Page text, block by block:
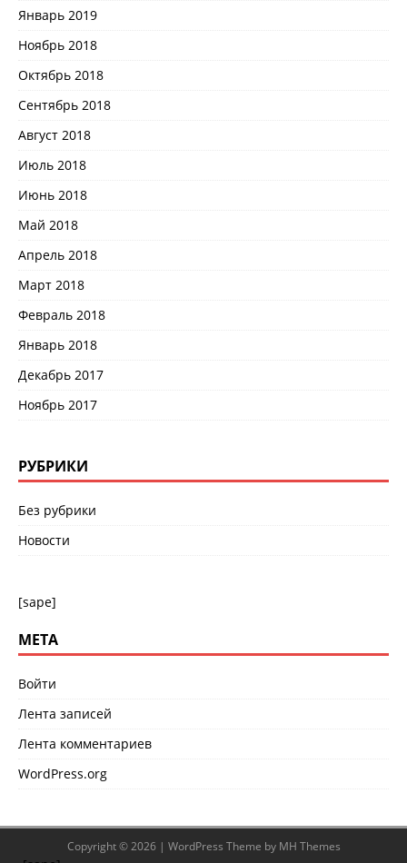
Январь 2019
Ноябрь 2018
Октябрь 2018
Сентябрь 2018
Август 2018
Июль 2018
Июнь 2018
Май 2018
Апрель 2018
Март 2018
Февраль 2018
Январь 2018
Декабрь 2017
Ноябрь 2017
РУБРИКИ
Без рубрики
Новости
[sape]
МЕТА
Войти
Лента записей
Лента комментариев
WordPress.org
Copyright © 2026 | WordPress Theme by MH Themes